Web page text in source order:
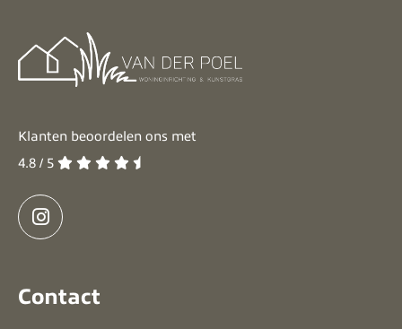
Klanten beoordelen ons met
4.8 / 5
Contact